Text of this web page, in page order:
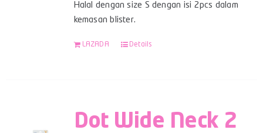
Halal dengan size S dengan isi 2pcs dalam
kemasan blister.
LAZADA Details
Dot Wide Neck 2